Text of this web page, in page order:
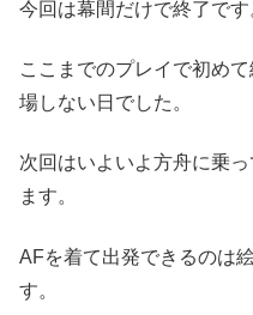
今回は幕間だけで終了です
ここまでのプレイで初め
場しない日でした。
次回はいよいよ方舟に乗
ます。
AFを着て出発できるのは
す。